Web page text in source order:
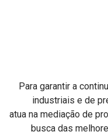
Para garantir a
industriais e de
atua na mediação de
busca das